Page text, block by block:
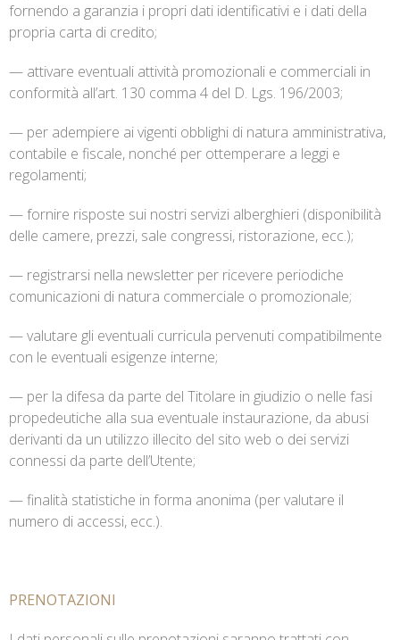
fornendo a garanzia i propri dati identificativi e i dati della
propria carta di credito;
— attivare eventuali attività promozionali e commerciali in
conformità all’art. 130 comma 4 del D. Lgs. 196/2003;
— per adempiere ai vigenti obblighi di natura amministrativa,
contabile e fiscale, nonché per ottemperare a leggi e
regolamenti;
— fornire risposte sui nostri servizi alberghieri (disponibilità
delle camere, prezzi, sale congressi, ristorazione, ecc.);
— registrarsi nella newsletter per ricevere periodiche
comunicazioni di natura commerciale o promozionale;
— valutare gli eventuali curricula pervenuti compatibilmente
con le eventuali esigenze interne;
— per la difesa da parte del Titolare in giudizio o nelle fasi
propedeutiche alla sua eventuale instaurazione, da abusi
derivanti da un utilizzo illecito del sito web o dei servizi
connessi da parte dell’Utente;
— finalità statistiche in forma anonima (per valutare il
numero di accessi, ecc.).
PRENOTAZIONI